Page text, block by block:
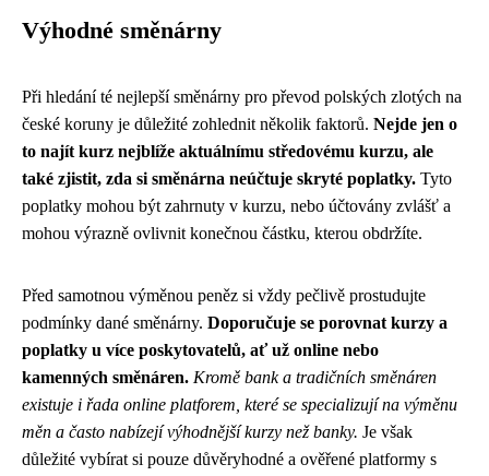
Výhodné směnárny
Při hledání té nejlepší směnárny pro převod polských zlotých na
české koruny je důležité zohlednit několik faktorů. Nejde jen o
to najít kurz nejblíže aktuálnímu středovému kurzu, ale
také zjistit, zda si směnárna neúčtuje skryté poplatky. Tyto
poplatky mohou být zahrnuty v kurzu, nebo účtovány zvlášť a
mohou výrazně ovlivnit konečnou částku, kterou obdržíte.
Před samotnou výměnou peněz si vždy pečlivě prostudujte
podmínky dané směnárny. Doporučuje se porovnat kurzy a
poplatky u více poskytovatelů, ať už online nebo
kamenných směnáren. Kromě bank a tradičních směnáren
existuje i řada online platforem, které se specializují na výměnu
měn a často nabízejí výhodnější kurzy než banky. Je však
důležité vybírat si pouze důvěryhodné a ověřené platformy s